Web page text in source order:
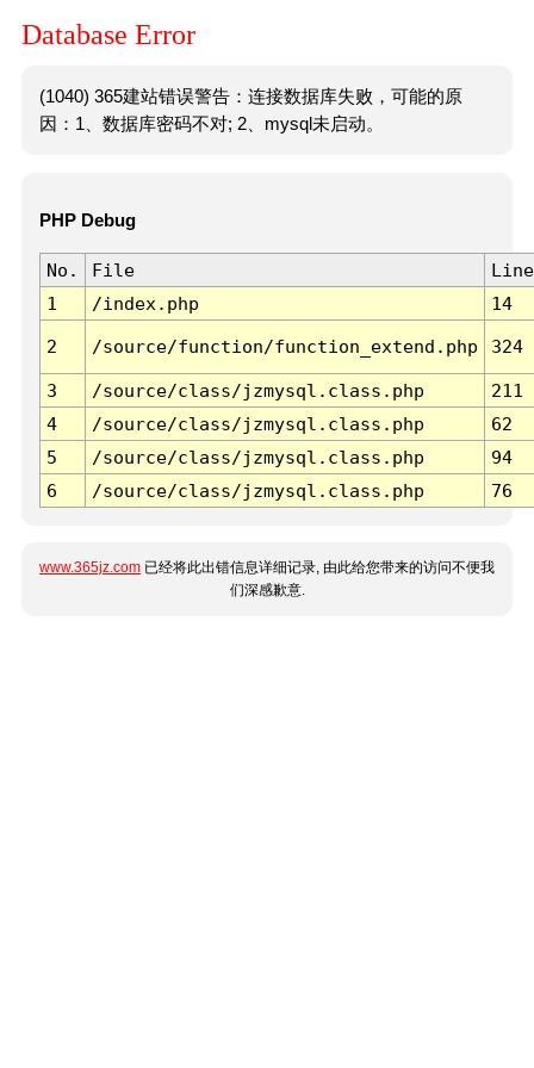
Database Error
(1040) 365建站错误警告：连接数据库失败，可能的原
因：1、数据库密码不对; 2、mysql未启动。
PHP Debug
No. File
Line
1
/index.php 14
2 /source/function/function_extend.php 324
3 /source/class/jzmysql.class.php
211
4
/source/class/jzmysql.class.php
62
5
/source/class/jzmysql.class.php
94
6
/source/class/jzmysql.class.php 76
www.365jz.com 已经将此出错信息详细记录, 由此给您带来的访问不便我
们深感歉意.